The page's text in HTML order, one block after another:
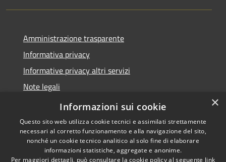
Amministrazione trasparente
Informativa privacy
Informative privacy altri servizi
Note legali
Dichiarazione di accessibilità
Copyright © 2026 • Comune di
×
Informazioni sui cookie
Questo sito web utilizza cookie tecnici e assimilati strettamente
necessari al corretto funzionamento e alla navigazione del sito,
nonché un cookie tecnico analitico al solo fine di elaborare
informazioni statistiche, aggregate e anonime.
Per maggiori dettagli, può consultare la cookie policy al seguente link